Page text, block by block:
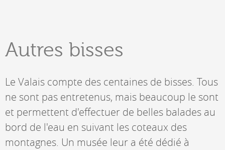
Autres bisses
Le Valais compte des centaines de bisses. Tous
ne sont pas entretenus, mais beaucoup le sont
et permettent d'effectuer de belles balades au
bord de l'eau en suivant les coteaux des
montagnes. Un musée leur a été dédié à